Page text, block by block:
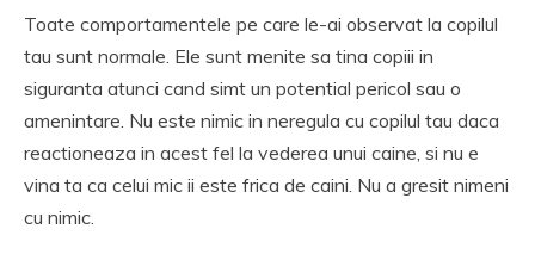
Toate comportamentele pe care le-ai observat la copilul
tau sunt normale. Ele sunt menite sa tina copiii in
siguranta atunci cand simt un potential pericol sau o
amenintare. Nu este nimic in neregula cu copilul tau daca
reactioneaza in acest fel la vederea unui caine, si nu e
vina ta ca celui mic ii este frica de caini. Nu a gresit nimeni
cu nimic.